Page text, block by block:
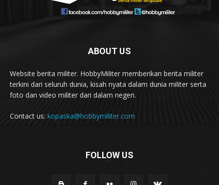
ABOUT US
Website berita militer. HobbyMiliter memberikan berita militer
terkini dari seluruh dunia, kisah nyata dalam dunia militer serta
foto dan video militer dari dalam negeri.
Contact us: kopaska@hobbymiliter.com
FOLLOW US